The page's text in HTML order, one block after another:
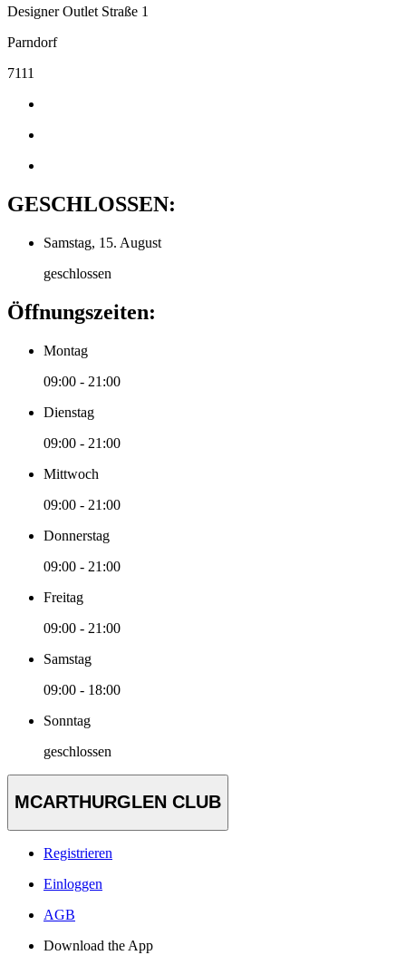
Designer Outlet Straße 1
Parndorf
7111
GESCHLOSSEN:
Samstag, 15. August
geschlossen
Öffnungszeiten:
Montag
09:00 - 21:00
Dienstag
09:00 - 21:00
Mittwoch
09:00 - 21:00
Donnerstag
09:00 - 21:00
Freitag
09:00 - 21:00
Samstag
09:00 - 18:00
Sonntag
geschlossen
MCARTHURGLEN CLUB
Registrieren
Einloggen
AGB
Download the App